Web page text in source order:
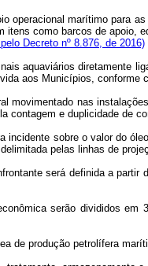
operacional marítimo para
itens como barcos de
Decreto nº 8.876, de 2016)
aquaviários diretamente
aos Municípios,
movimentado nas
contagem e duplicidade de
incidente sobre o valor do
pelas linhas de
será definida a
serão divididos
de produção petrolífera